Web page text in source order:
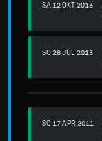
SA 12 OKT 2013
SO 28 JUL 2013
SO 17 APR 2011